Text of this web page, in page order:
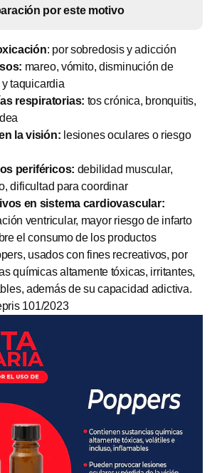
por este motivo
: por sobredosis y adicción
mareo, vómito, disminución de
taquicardia
respiratorias: tos crónica, bronquitis,
la visión: lesiones oculares o riesgo
periféricos: debilidad muscular,
dificultad para coordinar
en sistema cardiovascular:
ventricular, mayor riesgo de infarto
el consumo de los productos
usados con fines recreativos, por
químicas altamente tóxicas, irritantes,
además de su capacidad adictiva.
101/2023